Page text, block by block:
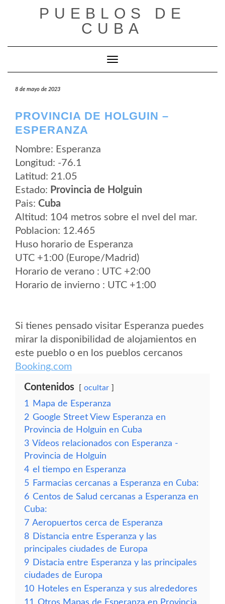
PUEBLOS DE
CUBA
Cambiar modo de navegación
8 de mayo de 2023
PROVINCIA DE HOLGUIN –
ESPERANZA
Nombre: Esperanza
Longitud: -76.1
Latitud: 21.05
Estado: Provincia de Holguin
Pais: Cuba
Altitud: 104 metros sobre el nvel del mar.
Poblacion: 12.465
Huso horario de Esperanza
UTC +1:00 (Europe/Madrid)
Horario de verano : UTC +2:00
Horario de invierno : UTC +1:00
Si tienes pensado visitar Esperanza puedes
mirar la disponibilidad de alojamientos en
este pueblo o en los pueblos cercanos
Booking.com
Contenidos ocultar
1
Mapa de Esperanza
2 Google Street View Esperanza en
Provincia de Holguin en Cuba
3 Vídeos relacionados con Esperanza -
Provincia de Holguin
4 el tiempo en Esperanza
5 Farmacias cercanas a Esperanza en Cuba:
6 Centos de Salud cercanas a Esperanza en
Cuba:
7 Aeropuertos cerca de Esperanza
8 Distancia entre Esperanza y las
principales ciudades de Europa
9 Distacia entre Esperanza y las principales
ciudades de Europa
10 Hoteles en Esperanza y sus alrededores
11 Otros Mapas de Esperanza en Provincia